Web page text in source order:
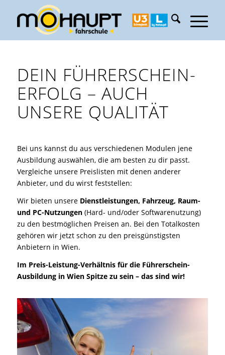
DEIN FÜHRERSCHEIN-
ERFOLG – AUCH
UNSERE QUALITÄT
Bei uns kannst du aus verschiedenen Modulen jene
Ausbildung auswählen, die am besten zu dir passt.
Vergleiche unsere Preislisten mit denen anderer
Anbieter, und du wirst feststellen:
Wir bieten unsere Dienstleistungen, Fahrzeug, Raum-
und PC-Nutzungen(Hard- und/oder Softwarenutzung)
zu den bestmöglichen Preisen an. Bei den Totalkosten
gehören wir jetzt schon zu den preisgünstigsten
Anbietern in Wien.
Im Preis-Leistung-Verhältnis für die Führerschein-
Ausbildung in Wien Spitze zu sein – das sind wir!